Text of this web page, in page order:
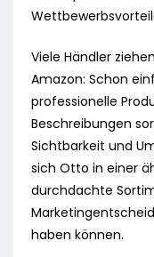
Viele Händler
Amazon: Schon
professionelle
Beschreibungen
Sichtbarkeit und
sich Otto in einer
durchdachte
haben können.